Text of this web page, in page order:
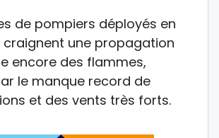
de pompiers déployés en
craignent une propagation
encore des flammes,
le manque record de
et des vents très forts.